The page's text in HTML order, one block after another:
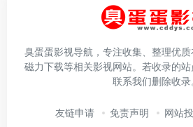
臭蛋蛋影视导航，专注收集、整理优
磁力下载等相关影视网站。若收录的
联系我们删除收录
友链申请 免责声明 网站